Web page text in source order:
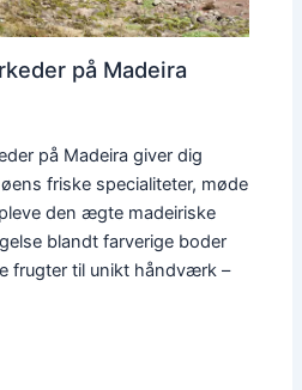
på Madeira
på Madeira giver dig
friske specialiteter, møde
den ægte madeiriske
blandt farverige boder
frugter til unikt håndværk –